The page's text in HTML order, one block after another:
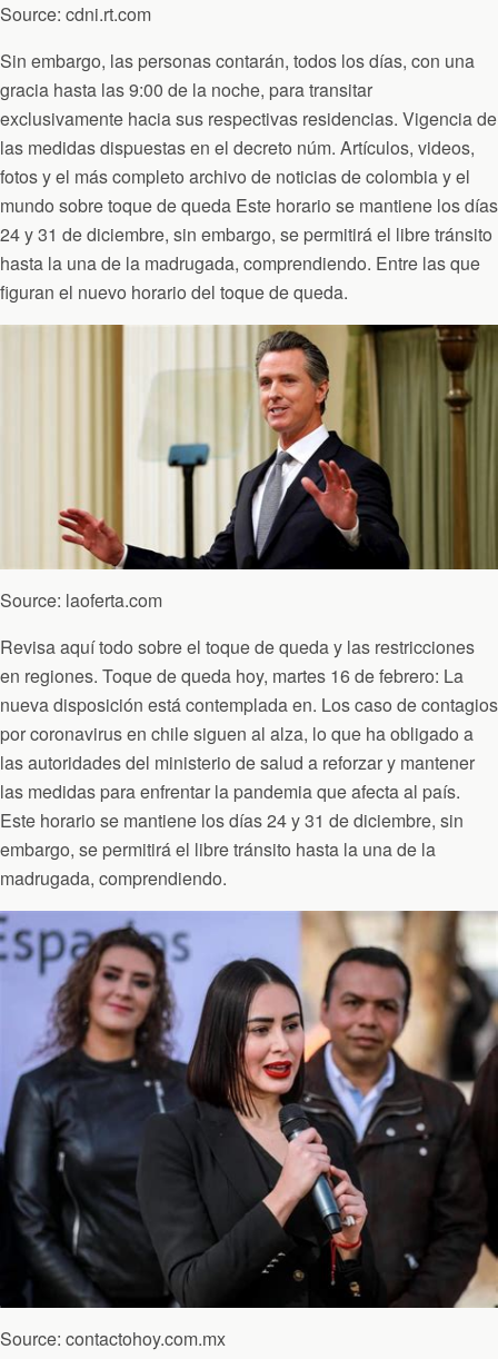
Source: cdni.rt.com
Sin embargo, las personas contarán, todos los días, con una
gracia hasta las 9:00 de la noche, para transitar
exclusivamente hacia sus respectivas residencias. Vigencia de
las medidas dispuestas en el decreto núm. Artículos, videos,
fotos y el más completo archivo de noticias de colombia y el
mundo sobre toque de queda Este horario se mantiene los días
24 y 31 de diciembre, sin embargo, se permitirá el libre tránsito
hasta la una de la madrugada, comprendiendo. Entre las que
figuran el nuevo horario del toque de queda.
Source: laoferta.com
Revisa aquí todo sobre el toque de queda y las restricciones
en regiones. Toque de queda hoy, martes 16 de febrero: La
nueva disposición está contemplada en. Los caso de contagios
por coronavirus en chile siguen al alza, lo que ha obligado a
las autoridades del ministerio de salud a reforzar y mantener
las medidas para enfrentar la pandemia que afecta al país.
Este horario se mantiene los días 24 y 31 de diciembre, sin
embargo, se permitirá el libre tránsito hasta la una de la
madrugada, comprendiendo.
Source: contactohoy.com.mx